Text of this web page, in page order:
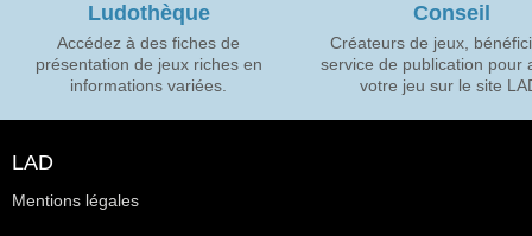
Ludothèque
Accédez à des fiches de
présentation de jeux riches en
informations variées.
Conseil
Créateurs de jeux,
service de publication pour
votre jeu sur le site
LAD
Mentions légales